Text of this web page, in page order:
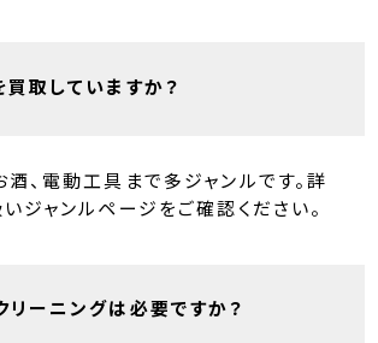
取していますか？
、電動工具まで多ジャンルです。詳
ジャンルページをご確認ください。
リーニングは必要ですか？